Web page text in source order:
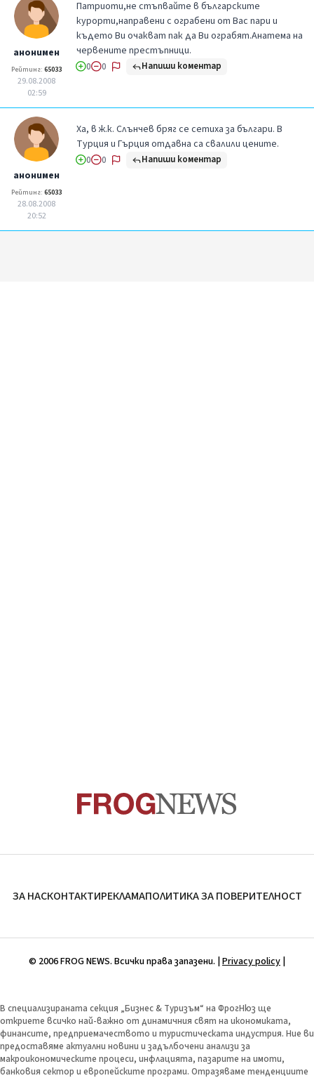
анонимен
Рейтинг: 65033
29.08.2008
02:59
Патриоти,не стъпвайте в българските
курорти,направени с ограбени от Вас пари и
където Ви очакват пак да Ви ограбят.Анатема на
червените престъпници.
0 0 Напиши коментар
анонимен
Рейтинг: 65033
28.08.2008
20:52
Ха, в ж.к. Слънчев бряг се сетиха за българи. В
Турция и Гърция отдавна са свалили цените.
0 0 Напиши коментар
ЗА НАСКОНТАКТИРЕКЛАМАПОЛИТИКА ЗА ПОВЕРИТЕЛНОСТ
© 2006 FROG NEWS. Всички права запазени. | Privacy policy
В специализираната секция „Бизнес & Туризъм“ на ФрогНюз ще
откриете всичко най-важно от динамичния свят на икономиката,
финансите, предприемачеството и туристическата индустрия. Ние ви
предоставяме актуални новини и задълбочени анализи за
макроикономическите процеси, инфлацията, пазарите на имоти,
банковия сектор и европейските програми. Отразяваме тенденциите